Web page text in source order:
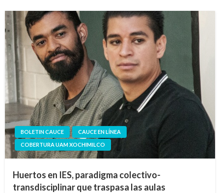
BOLETIN CAUCE
CAUCE EN LÍNEA
COBERTURA UAM XOCHIMILCO
Huertos en IES, paradigma colectivo-
transdisciplinar que traspasa las aulas